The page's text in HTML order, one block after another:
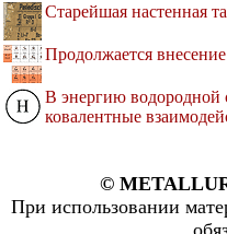
Старейшая настенная
Продолжается
В энергию водородной
ковалентные
©
При использовании